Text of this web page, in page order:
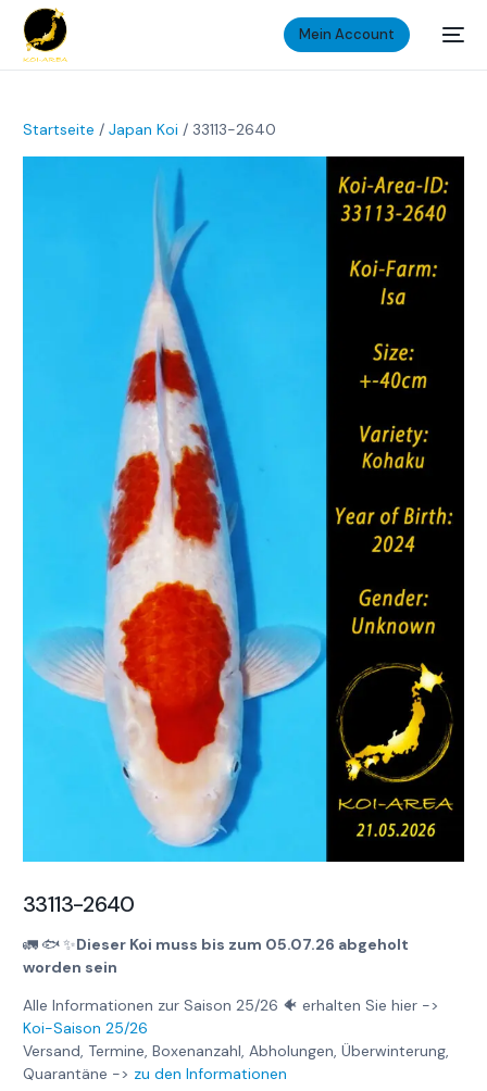
Mein Account
Startseite /Japan Koi / 33113-2640
33113-2640
🚛🐟✨Dieser Koi muss bis zum 05.07.26 abgeholt
worden sein
Alle Informationen zur Saison 25/26 🐠 erhalten Sie hier ->
Koi-Saison 25/26
Versand, Termine, Boxenanzahl, Abholungen, Überwinterung,
Quarantäne -> zu den Informationen